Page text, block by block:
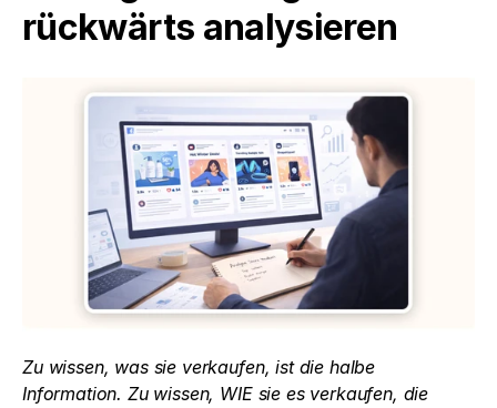
rückwärts analysieren
Zu wissen, was sie verkaufen, ist die halbe
Information. Zu wissen, WIE sie es verkaufen, die